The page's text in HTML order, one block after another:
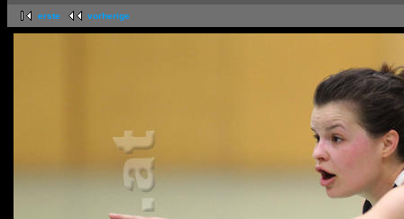
erste vorherige